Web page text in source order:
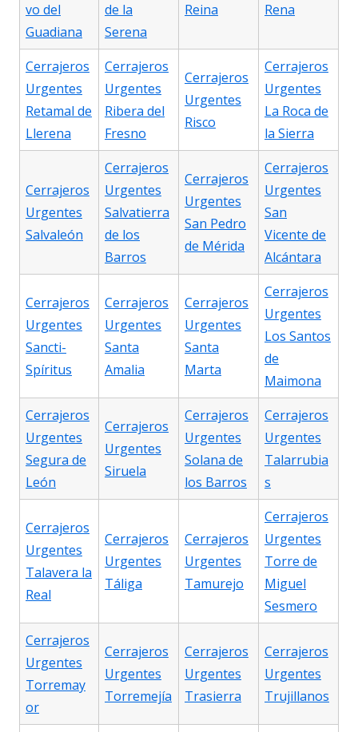
vo del
Guadiana
de la
Serena
Reina
Rena
Cerrajeros
Urgentes
Retamal de
Llerena
Cerrajeros
Urgentes
Ribera del
Fresno
Cerrajeros
Urgentes
Risco
Cerrajeros
Urgentes
La Roca de
la Sierra
Cerrajeros
Urgentes
Salvaleón
Cerrajeros
Urgentes
Salvatierra
de los
Barros
Cerrajeros
Urgentes
San Pedro
de Mérida
Cerrajeros
Urgentes
San
Vicente de
Alcántara
Cerrajeros
Urgentes
Sancti-
Spíritus
Cerrajeros
Urgentes
Santa
Amalia
Cerrajeros
Urgentes
Santa
Marta
Cerrajeros
Urgentes
Los Santos
de
Maimona
Cerrajeros
Urgentes
Segura de
León
Cerrajeros
Urgentes
Siruela
Cerrajeros
Urgentes
Solana de
los Barros
Cerrajeros
Urgentes
Talarrubia
s
Cerrajeros
Urgentes
Talavera la
Real
Cerrajeros
Urgentes
Táliga
Cerrajeros
Urgentes
Tamurejo
Cerrajeros
Urgentes
Torre de
Miguel
Sesmero
Cerrajeros
Urgentes
Torremay
or
Cerrajeros
Urgentes
Torremejía
Cerrajeros
Urgentes
Trasierra
Cerrajeros
Urgentes
Trujillanos